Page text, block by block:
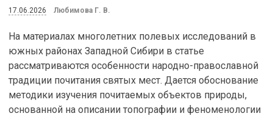
17.06.2026 Любимова Г. В.
На материалах многолетних полевых исследований в
южных районах Западной Сибири в статье
рассматриваются особенности народно-православной
традиции почитания святых мест. Дается обоснование
методики изучения почитаемых объектов природы,
основанной на описании топографии и феноменологии